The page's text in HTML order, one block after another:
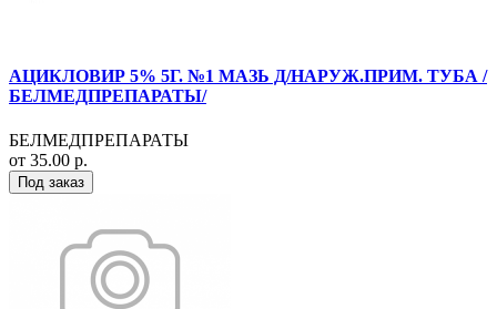
АЦИКЛОВИР 5% 5Г. №1 МАЗЬ Д/НАРУЖ.ПРИМ. ТУБА /
БЕЛМЕДПРЕПАРАТЫ/
БЕЛМЕДПРЕПАРАТЫ
от 35.00 р.
Под заказ